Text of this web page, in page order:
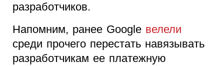
разработчиков.
Напомним, ранее Google велели
среди прочего перестать навязывать
разработчикам ее платежную